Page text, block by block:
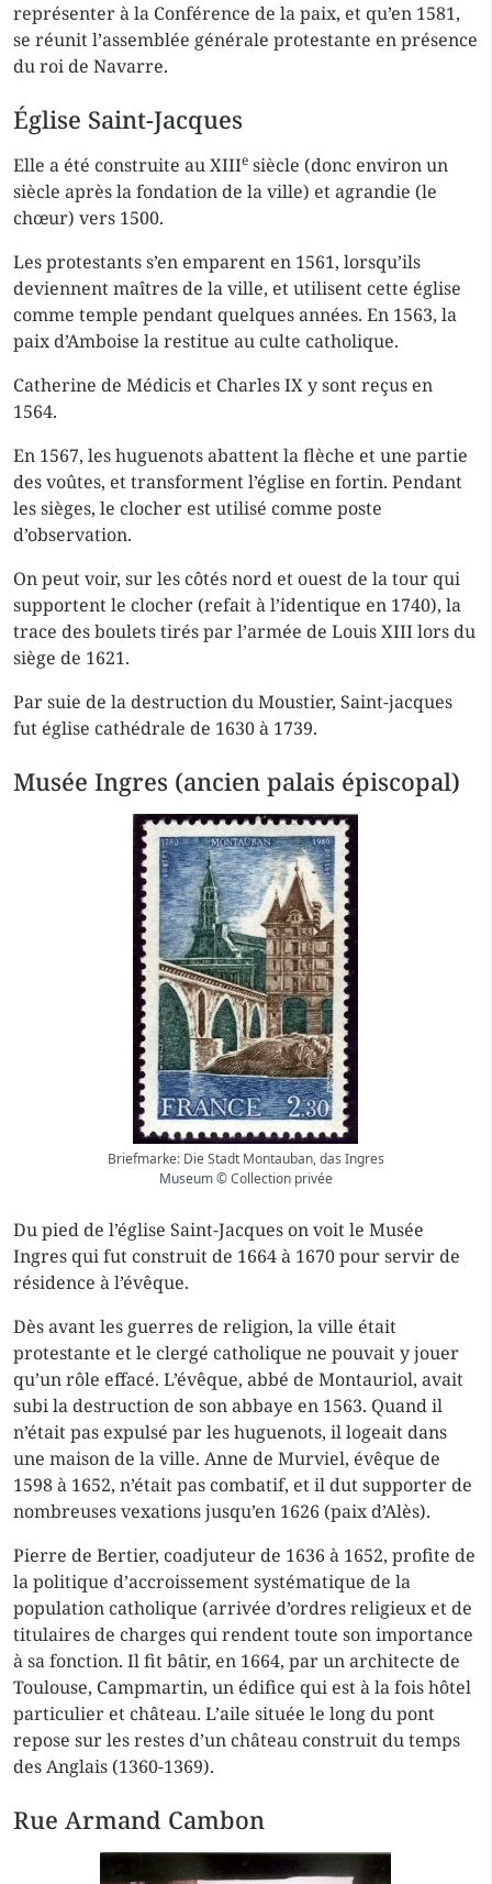
représenter à la Conférence de la paix, et qu’en 1581,
se réunit l’assemblée générale protestante en présence
du roi de Navarre.
Église Saint-Jacques
Elle a été construite au XIIIe siècle (donc environ un
siècle après la fondation de la ville) et agrandie (le
chœur) vers 1500.
Les protestants s’en emparent en 1561, lorsqu’ils
deviennent maîtres de la ville, et utilisent cette église
comme temple pendant quelques années. En 1563, la
paix d’Amboise la restitue au culte catholique.
Catherine de Médicis et Charles IX y sont reçus en
1564.
En 1567, les huguenots abattent la flèche et une partie
des voûtes, et transforment l’église en fortin. Pendant
les sièges, le clocher est utilisé comme poste
d’observation.
On peut voir, sur les côtés nord et ouest de la tour qui
supportent le clocher (refait à l’identique en 1740), la
trace des boulets tirés par l’armée de Louis XIII lors du
siège de 1621.
Par suie de la destruction du Moustier, Saint-jacques
fut église cathédrale de 1630 à 1739.
Musée Ingres (ancien palais épiscopal)
Briefmarke: Die Stadt Montauban, das Ingres
Museum © Collection privée
Du pied de l’église Saint-Jacques on voit le Musée
Ingres qui fut construit de 1664 à 1670 pour servir de
résidence à l’évêque.
Dès avant les guerres de religion, la ville était
protestante et le clergé catholique ne pouvait y jouer
qu’un rôle effacé. L’évêque, abbé de Montauriol, avait
subi la destruction de son abbaye en 1563. Quand il
n’était pas expulsé par les huguenots, il logeait dans
une maison de la ville. Anne de Murviel, évêque de
1598 à 1652, n’était pas combatif, et il dut supporter de
nombreuses vexations jusqu’en 1626 (paix d’Alès).
Pierre de Bertier, coadjuteur de 1636 à 1652, profite de
la politique d’accroissement systématique de la
population catholique (arrivée d’ordres religieux et de
titulaires de charges qui rendent toute son importance
à sa fonction. Il fit bâtir, en 1664, par un architecte de
Toulouse, Campmartin, un édifice qui est à la fois hôtel
particulier et château. L’aile située le long du pont
repose sur les restes d’un château construit du temps
des Anglais (1360-1369).
Rue Armand Cambon